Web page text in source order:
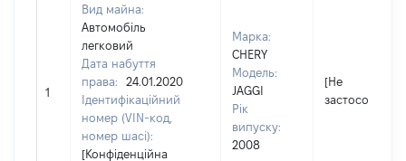
1
Вид майна:
Автомобіль
легковий
Дата набуття
права:
24.01.2020
Ідентифікаційний
номер (VIN-код,
номер шасі):
[Конфіденційна
Марка:
CHERY
Модель:
JAGGI
Рік
випуску:
2008
[Не